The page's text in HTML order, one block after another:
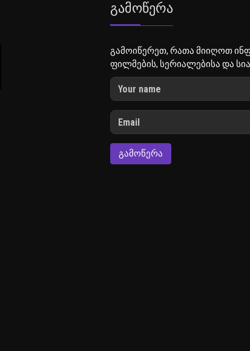
Გამოწერა
გამოიწერეთ, რათა მიიღოთ
ფილმების, სერიალებისა და
ᲒᲐᲛᲝᲬᲔᲠᲐ